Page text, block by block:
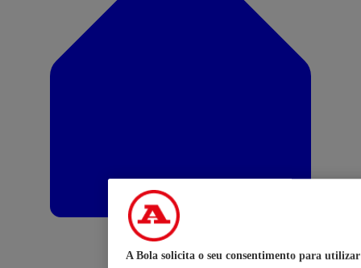
A Bola solicita o seu consentimento para utilizar